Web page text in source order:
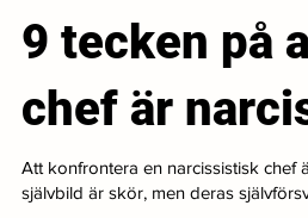
9 tecken på
chef är
Att konfrontera en narcissistisk chef
självbild är skör, men deras